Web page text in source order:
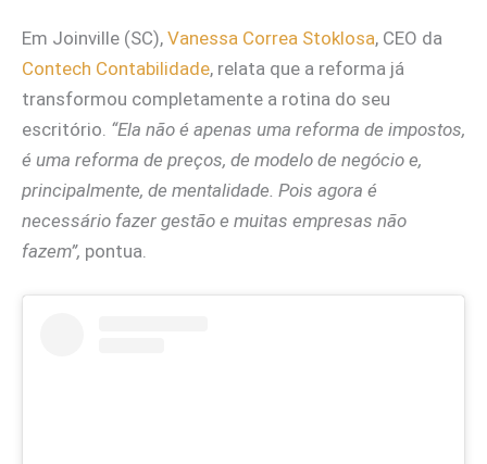
Em Joinville (SC), Vanessa Correa Stoklosa, CEO da
Contech Contabilidade, relata que a reforma já
transformou completamente a rotina do seu
escritório. “Ela não é apenas uma reforma de impostos,
é uma reforma de preços, de modelo de negócio e,
principalmente, de mentalidade. Pois agora é
necessário fazer gestão e muitas empresas não
fazem”, pontua.